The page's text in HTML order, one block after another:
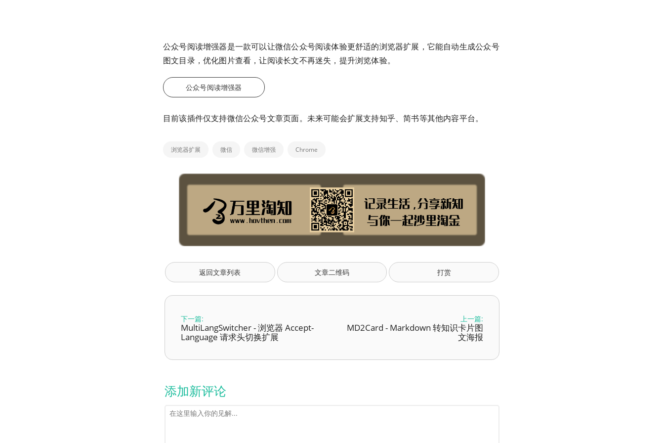
公众号阅读增强器是一款可以让微信公众号阅读体验更舒适的浏览器扩展，它能自动生成公众号
图文目录，优化图片查看，让阅读长文不再迷失，提升浏览体验。
公众号阅读增强器
目前该插件仅支持微信公众号文章页面。未来可能会扩展支持知乎、简书等其他内容平台。
浏览器扩展 微信 微信增强 Chrome
返回文章列表 文章二维码 打赏
下一篇:
MultiLangSwitcher - 浏览器 Accept-
Language 请求头切换扩展
上一篇:
MD2Card - Markdown 转知识卡片图
文海报
添加新评论